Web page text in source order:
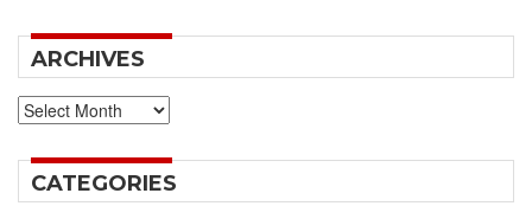
ARCHIVES
Archives
CATEGORIES